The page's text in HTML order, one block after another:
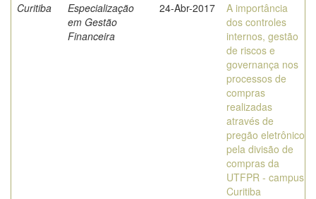
Curitiba
Especialização
em Gestão
Financeira
24-Abr-2017
A importância
dos controles
internos, gestão
de riscos e
governança nos
processos de
compras
realizadas
através de
pregão eletrônico
pela divisão de
compras da
UTFPR - campus
Curitiba